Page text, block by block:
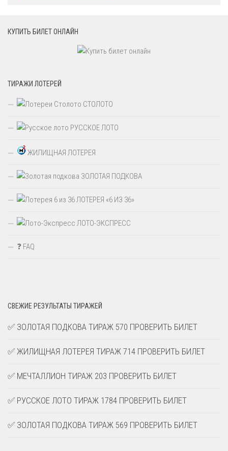
КУПИТЬ БИЛЕТ ОНЛАЙН
ТИРАЖИ ЛОТЕРЕЙ
СТОЛОТО
РУССКОЕ ЛОТО
ЖИЛИЩНАЯ ЛОТЕРЕЯ
ЗОЛОТАЯ ПОДКОВА
ЛОТЕРЕЯ «6 ИЗ 36»
ЛОТО-ЭКСПРЕСС
❓ FAQ
СВЕЖИЕ РЕЗУЛЬТАТЫ ТИРАЖЕЙ
✅ ЗОЛОТАЯ ПОДКОВА ТИРАЖ 570 ПРОВЕРИТЬ БИЛЕТ
✅ ЖИЛИЩНАЯ ЛОТЕРЕЯ ТИРАЖ 714 ПРОВЕРИТЬ БИЛЕТ
✅ МЕЧТАЛЛИОН ТИРАЖ 203 ПРОВЕРИТЬ БИЛЕТ
✅ РУССКОЕ ЛОТО ТИРАЖ 1784 ПРОВЕРИТЬ БИЛЕТ
✅ ЗОЛОТАЯ ПОДКОВА ТИРАЖ 569 ПРОВЕРИТЬ БИЛЕТ